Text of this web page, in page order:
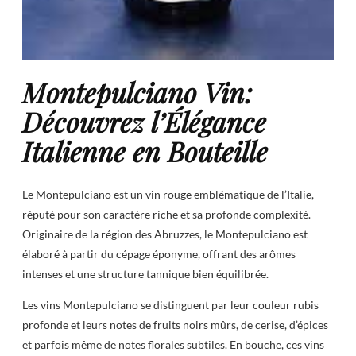
Montepulciano Vin:
Découvrez l’Élégance
Italienne en Bouteille
Le Montepulciano est un vin rouge emblématique de l’Italie,
réputé pour son caractère riche et sa profonde complexité.
Originaire de la région des Abruzzes, le Montepulciano est
élaboré à partir du cépage éponyme, offrant des arômes
intenses et une structure tannique bien équilibrée.
Les vins Montepulciano se distinguent par leur couleur rubis
profonde et leurs notes de fruits noirs mûrs, de cerise, d’épices
et parfois même de notes florales subtiles. En bouche, ces vins